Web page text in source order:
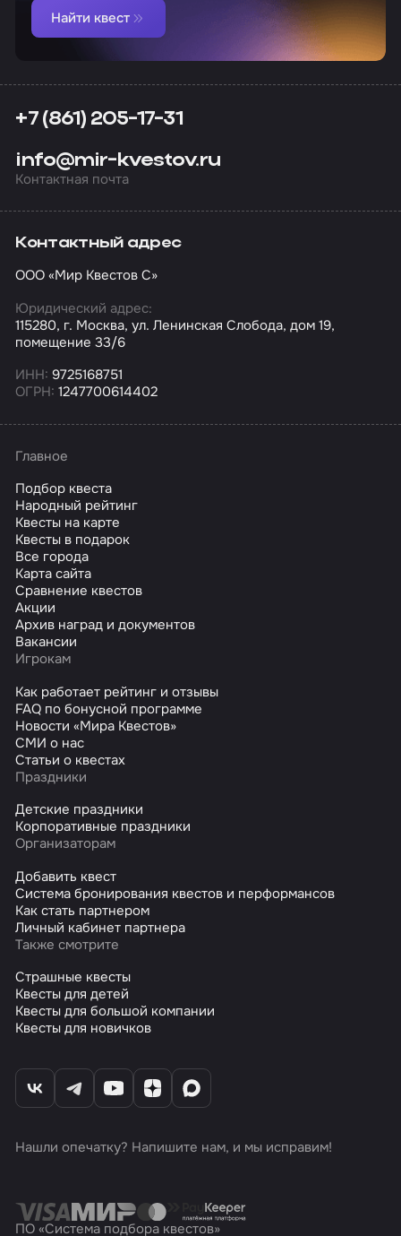
Найти квест
+7 (861) 205-17-31
info@mir-kvestov.ru
Контактная почта
Контактный адрес
ООО «Мир Квестов С»
Юридический адрес:
115280, г. Москва, ул. Ленинская Слобода, дом 19,
помещение 33/6
ИНН: 9725168751
ОГРН: 1247700614402
Главное
Подбор квеста
Народный рейтинг
Квесты на карте
Квесты в подарок
Все города
Карта сайта
Сравнение квестов
Акции
Архив наград и документов
Вакансии
Игрокам
Как работает рейтинг и отзывы
FAQ по бонусной программе
Новости «Мира Квестов»
СМИ о нас
Статьи о квестах
Праздники
Детские праздники
Корпоративные праздники
Организаторам
Добавить квест
Система бронирования квестов и перформансов
Как стать партнером
Личный кабинет партнера
Также смотрите
Страшные квесты
Квесты для детей
Квесты для большой компании
Квесты для новичков
Нашли опечатку? Напишите нам, и мы исправим!
ПО «Система подбора квестов»